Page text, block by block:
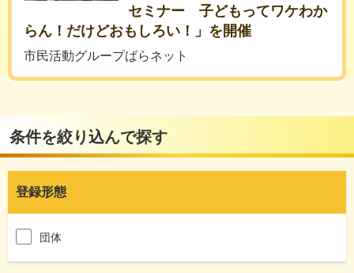
セミナー 子どもってワケわか
らん！だけどおもしろい！」を開催
市民活動グループばらネット
条件を絞り込んで探す
登録形態
団体